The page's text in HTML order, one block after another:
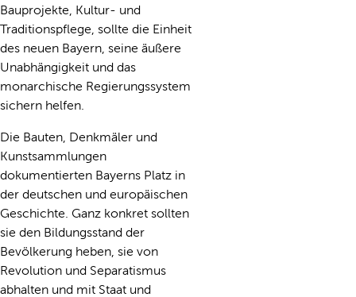
Bauprojekte, Kultur- und
Traditionspflege, sollte die Einheit
des neuen Bayern, seine äußere
Unabhängigkeit und das
monarchische Regierungssystem
sichern helfen.
Die Bauten, Denkmäler und
Kunstsammlungen
dokumentierten Bayerns Platz in
der deutschen und europäischen
Geschichte. Ganz konkret sollten
sie den Bildungsstand der
Bevölkerung heben, sie von
Revolution und Separatismus
abhalten und mit Staat und